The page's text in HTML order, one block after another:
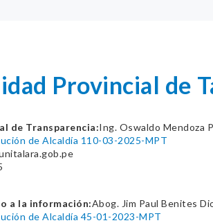
Provincial de
de Transparencia:Ing. Oswaldo Mendoza
de Alcaldía 110-03-2025-MPT
a la información:Abog. Jim Paul Benites
de Alcaldía 45-01-2023-MPT